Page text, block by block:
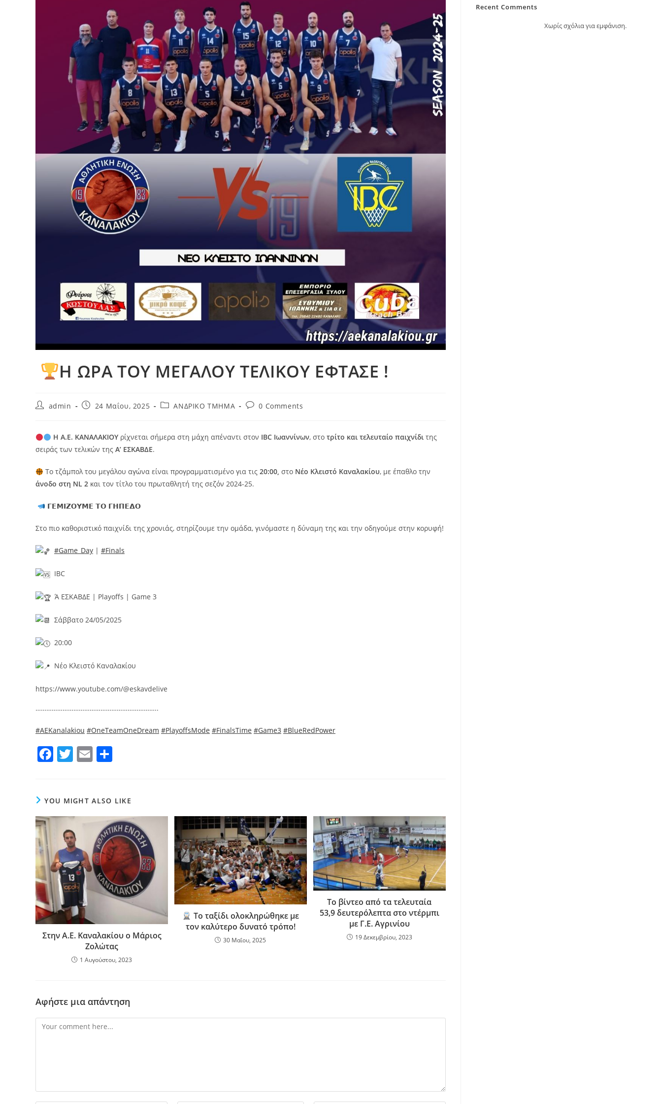
Η ΩΡΑ ΤΟΥ ΜΕΓΑΛΟΥ ΤΕΛΙΚΟΥ ΕΦΤΑΣΕ !
Postadmin
Post24 Μαΐου, 2025
PostΑΝΔΡΙΚΟ ΤΜΗΜΑ
Post0 Comments
Η Α.Ε. ΚΑΝΑΛΑΚΙΟΥρίχνεται σήμερα στη μάχη απέναντι στον IBC Ιωαννίνων, στο τρίτο και τελευταίο παιχνίδιτης
σειράς των τελικών της Α’ ΕΣΚΑΒΔΕ.
Το τζάμπολ του μεγάλου αγώνα είναι προγραμματισμένο για τις 20:00, στο Νέο Κλειστό Καναλακίου, με έπαθλο την
άνοδο στη NL 2 και τον τίτλο του πρωταθλητή της σεζόν 2024-25.
𝝘𝝚𝝡𝝞𝝛𝝤𝝪𝝡𝝚 𝝩𝝤 𝝘𝝜𝝥𝝚𝝙𝝤
Στο πιο καθοριστικό παιχνίδι της χρονιάς, στηρίζουμε την ομάδα, γινόμαστε η δύναμη της και την οδηγούμε στην κορυφή!
#Game_Day | #Finals
IBC
Ά ΕΣΚΑΒΔΕ | Playoffs | Game 3
Σάββατο 24/05/2025
20:00
Νέο Κλειστό Καναλακίου
https://www.youtube.com/@eskavdelive
…………………………………………………………..
#AEKanalakiou #OneTeamOneDream #PlayoffsMode #FinalsTime #Game3 #BlueRedPower
F
e
b
o
k
T
er
E
l α
σ
τε
ίτ
ε
YOU MIGHT ALSO LIKE
Στην Α.Ε. Καναλακίου ο Μάριος
Ζολώτας
1 Αυγούστου, 2023
Το ταξίδι ολοκληρώθηκε με
τον καλύτερο δυνατό τρόπο!
30 Μαΐου, 2025
Το βίντεο από τα τελευταία
53,9 δευτερόλεπτα στο ντέρμπι
με Γ.Ε. Αγρινίου
19 Δεκεμβρίου, 2023
Αφήστε μια απάντηση
Comment
Recent Comments
Χωρίς σχόλια για εμφάνιση.